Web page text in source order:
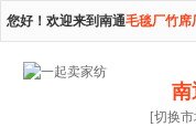
您好！欢迎来到南通毛毯厂竹席
南
[切换市